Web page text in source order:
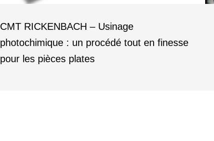
CMT RICKENBACH – Usinage
photochimique : un procédé tout en finesse
pour les pièces plates